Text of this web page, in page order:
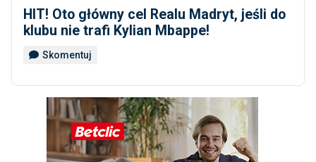
HIT! Oto główny cel Realu Madryt, jeśli do
klubu nie trafi Kylian Mbappe!
Skomentuj